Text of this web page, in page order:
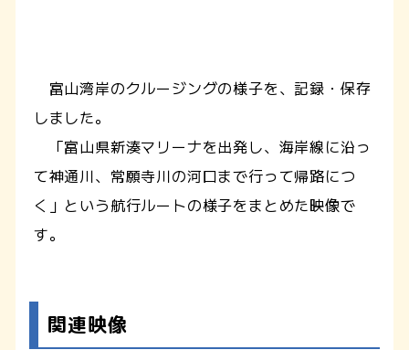
富山湾岸のクルージングの様子を、記録・保存
しました。
「富山県新湊マリーナを出発し、海岸線に沿っ
て神通川、常願寺川の河口まで行って帰路につ
く」という航行ルートの様子をまとめた映像で
す。
関連映像